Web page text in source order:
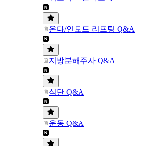
온다/인모드 리프팅 Q&A
지방분해주사 Q&A
식단 Q&A
운동 Q&A